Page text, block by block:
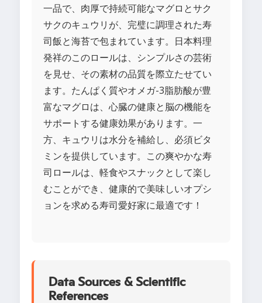
一品で、肉厚で持続可能なマグロとサク
サクのキュウリが、完璧に調理された寿
司飯と海苔で包まれています。日本料理
発祥のこのロールは、シンプルさの芸術
を見せ、その素材の品質を際立たせてい
ます。たんぱく質やオメガ-3脂肪酸が豊
富なマグロは、心臓の健康と脳の機能を
サポートする健康効果があります。一
方、キュウリは水分を補給し、必須ビタ
ミンを提供しています。この爽やかな寿
司ロールは、軽食やスナックとして楽し
むことができ、健康的で美味しいオプシ
ョンを求める寿司愛好家に最適です！
Data Sources & Scientific
References